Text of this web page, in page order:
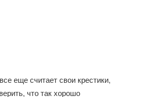
все еще считает свои крестики,
что так хорошо